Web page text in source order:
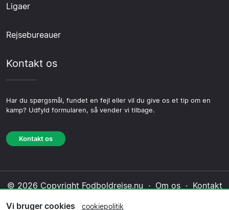
Ligaer
Rejsebureauer
Kontakt os
Har du spørgsmål, fundet en fejl eller vil du give os et tip om en
kamp? Udfyld formularen, så vender vi tilbage.
Kontakt os
© 2026 Copyright Fodboldrejse.nu · Om os· Kontakt
Vi bruger cookies cookiepolitik